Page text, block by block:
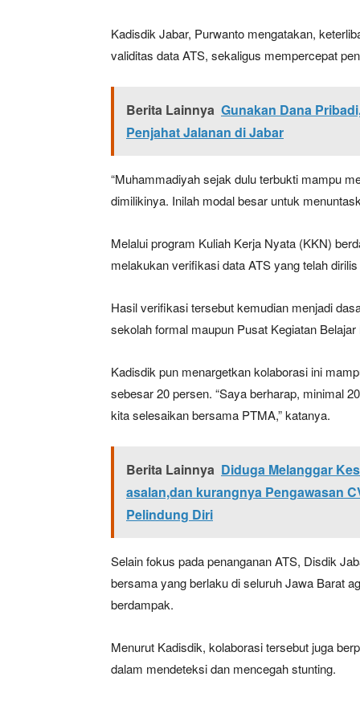
Kadisdik Jabar, Purwanto mengatakan,
validitas data ATS, sekaligus mempercepat
Berita Lainnya Gunakan Dana
Penjahat Jalanan di Jabar
“Muhammadiyah sejak dulu terbukti mampu
dimilikinya. Inilah modal besar untuk
Melalui program Kuliah Kerja Nyata (KKN)
melakukan verifikasi data ATS yang telah
Hasil verifikasi tersebut kemudian menjadi
sekolah formal maupun Pusat Kegiatan
Kadisdik pun menargetkan kolaborasi ini
sebesar 20 persen. “Saya berharap, minimal
kita selesaikan bersama PTMA,” katanya.
Berita Lainnya Diduga Melanggar
asalan,dan kurangnya Pengawasan
Pelindung Diri
Selain fokus pada penanganan ATS, Disdik
bersama yang berlaku di seluruh Jawa Barat
berdampak.
Menurut Kadisdik, kolaborasi tersebut juga
dalam mendeteksi dan mencegah stunting.